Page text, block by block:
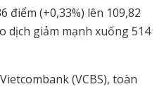
điểm (+0,33%) lên 109,82
dịch giảm mạnh xuống 514
(VCBS), toàn